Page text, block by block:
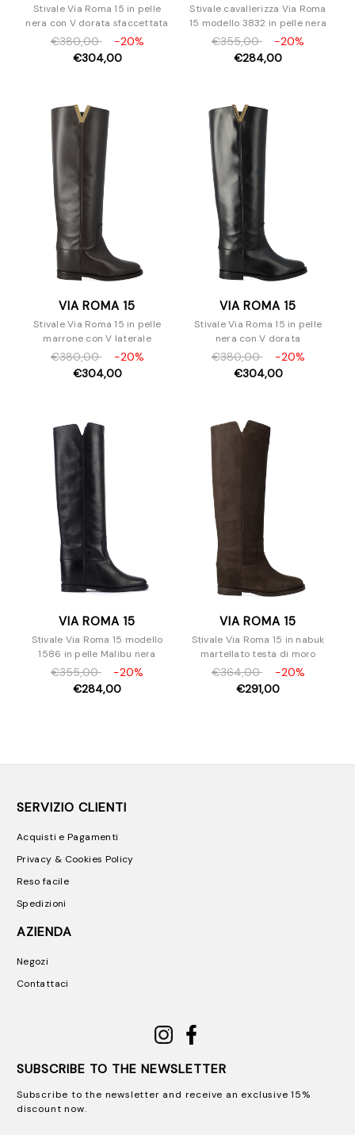
Stivale Via Roma 15 in pelle
nera con V dorata sfaccettata
€380,00
-20%
€304,00
Stivale cavallerizza Via Roma
15 modello 3832 in pelle nera
€355,00
-20%
€284,00
VIA ROMA 15
Stivale Via Roma 15 in pelle
marrone con V laterale
€380,00
-20%
€304,00
VIA ROMA 15
Stivale Via Roma 15 in pelle
nera con V dorata
€380,00
-20%
€304,00
VIA ROMA 15
Stivale Via Roma 15 modello
1586 in pelle Malibu nera
€355,00
-20%
€284,00
VIA ROMA 15
Stivale Via Roma 15 in nabuk
martellato testa di moro
€364,00
-20%
€291,00
SERVIZIO CLIENTI
Acquisti e Pagamenti
Privacy & Cookies Policy
Reso facile
Spedizioni
AZIENDA
Negozi
Contattaci
SUBSCRIBE TO THE NEWSLETTER
Subscribe to the newsletter and receive an exclusive 15%
discount now.